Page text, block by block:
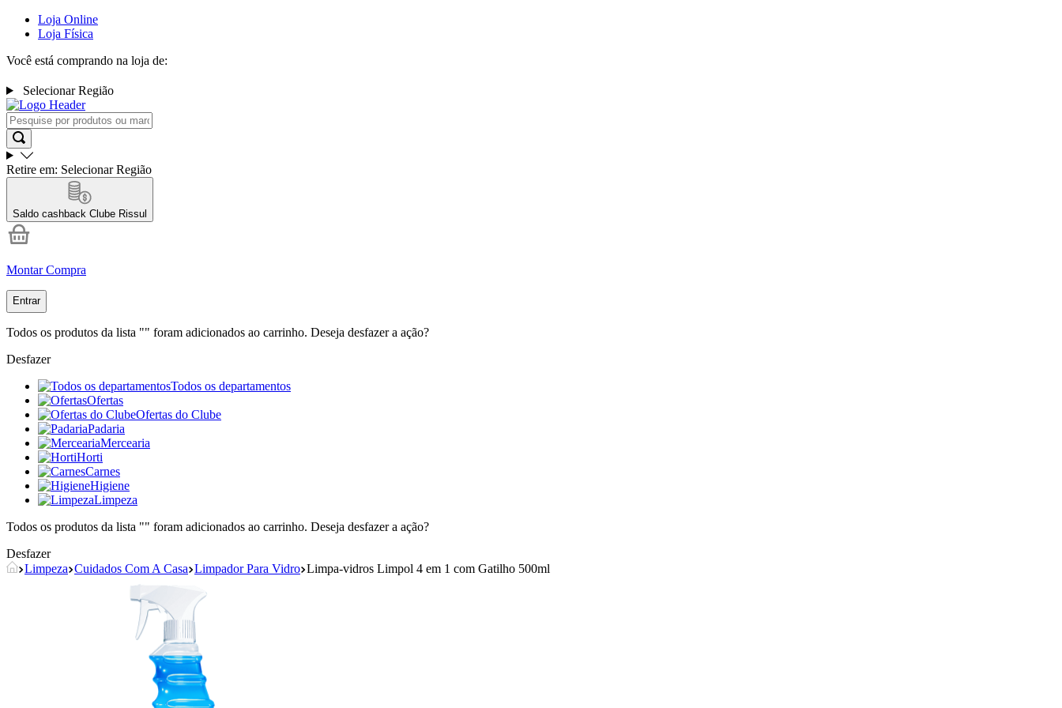
Loja Online
Loja Física
Você está comprando na loja de:
Selecionar Região
Retire em: Selecionar Região
Saldo cashback Clube Rissul
Montar Compra
Entrar
Todos os produtos da lista "" foram adicionados ao carrinho. Deseja desfazer a ação?
Desfazer
Todos os departamentos
Ofertas
Ofertas do Clube
Padaria
Mercearia
Horti
Carnes
Higiene
Limpeza
Todos os produtos da lista "" foram adicionados ao carrinho. Deseja desfazer a ação?
Desfazer
Limpeza Cuidados Com A Casa Limpador Para Vidro Limpa-vidros Limpol 4 em 1 com Gatilho 500ml